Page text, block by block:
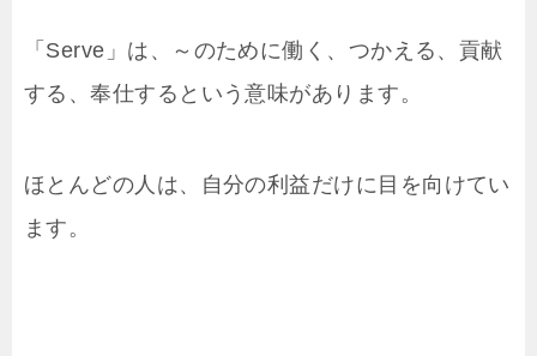
「Serve」は、～のために働く、つかえる、貢献
する、奉仕するという意味があります。
ほとんどの人は、自分の利益だけに目を向けてい
ます。